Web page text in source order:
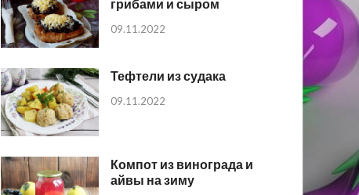
грибами и сыром
09.11.2022
Тефтели из судака
09.11.2022
Компот из винограда и
айвы на зиму